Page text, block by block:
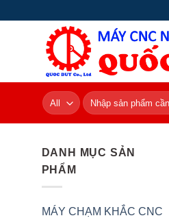
Tìm
kiếm:
DANH MỤC SẢN
PHẨM
MÁY CHẠM KHẮC CNC